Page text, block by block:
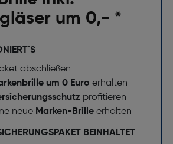
um 0,- *
abschließen
um 0 Euro erhalten
profitieren
neue Marken-Brille erhalten
BEINHALTET